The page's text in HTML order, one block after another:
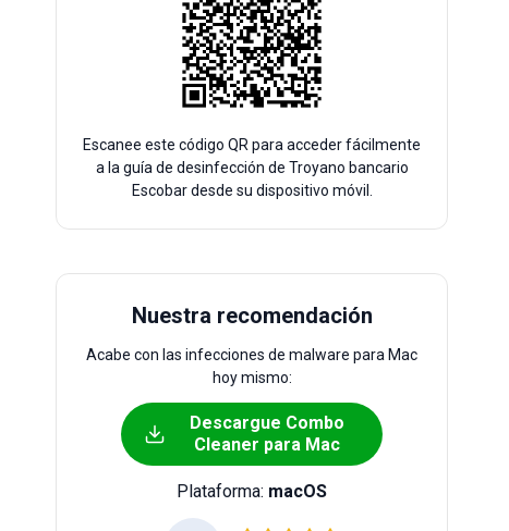
Escanee este código QR para acceder fácilmente
a la guía de desinfección de Troyano bancario
Escobar desde su dispositivo móvil.
Nuestra recomendación
Acabe con las infecciones de malware para Mac
hoy mismo:
Descargue Combo
Cleaner para Mac
Plataforma: macOS